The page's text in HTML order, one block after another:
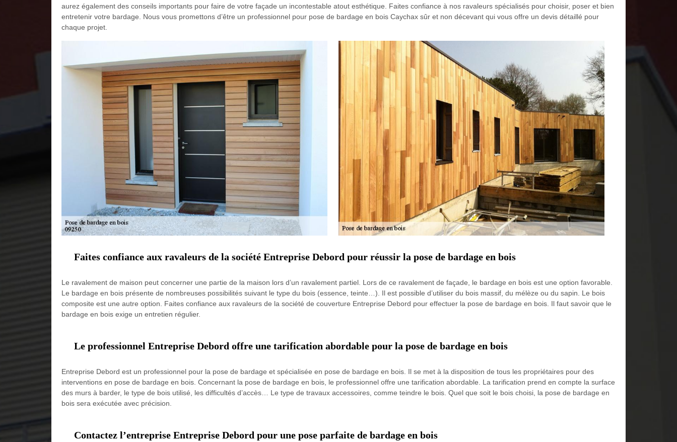
aurez également des conseils importants pour faire de votre façade un incontestable atout esthétique. Faites confiance à nos ravaleurs spécialisés pour choisir, poser et bien
entretenir votre bardage. Nous vous promettons d’être un professionnel pour pose de bardage en bois Caychax sûr et non décevant qui vous offre un devis détaillé pour
chaque projet.
Faites confiance aux ravaleurs de la société Entreprise Debord pour réussir la pose de bardage en bois
Le ravalement de maison peut concerner une partie de la maison lors d’un ravalement partiel. Lors de ce ravalement de façade, le bardage en bois est une option favorable.
Le bardage en bois présente de nombreuses possibilités suivant le type du bois (essence, teinte…). Il est possible d’utiliser du bois massif, du mélèze ou du sapin. Le bois
composite est une autre option. Faites confiance aux ravaleurs de la société de couverture Entreprise Debord pour effectuer la pose de bardage en bois. Il faut savoir que le
bardage en bois exige un entretien régulier.
Le professionnel Entreprise Debord offre une tarification abordable pour la pose de bardage en bois
Entreprise Debord est un professionnel pour la pose de bardage et spécialisée en pose de bardage en bois. Il se met à la disposition de tous les propriétaires pour des
interventions en pose de bardage en bois. Concernant la pose de bardage en bois, le professionnel offre une tarification abordable. La tarification prend en compte la surface
des murs à barder, le type de bois utilisé, les difficultés d’accès… Le type de travaux accessoires, comme teindre le bois. Quel que soit le bois choisi, la pose de bardage en
bois sera exécutée avec précision.
Contactez l’entreprise Entreprise Debord pour une pose parfaite de bardage en bois